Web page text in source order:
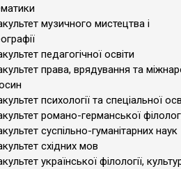
музичного мистецтва і
педагогічної освіти
права, врядування та
психології та спеціальної
романо-германської
суспільно-гуманітарних наук
східних мов
української філології,